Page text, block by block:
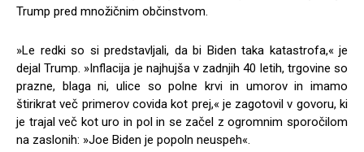
Trump pred množičnim občinstvom.
»Le redki so si predstavljali, da bi Biden taka katastrofa,« je
dejal Trump. »Inflacija je najhujša v zadnjih 40 letih, trgovine so
prazne, blaga ni, ulice so polne krvi in umorov in imamo
štirikrat več primerov covida kot prej,« je zagotovil v govoru, ki
je trajal več kot uro in pol in se začel z ogromnim sporočilom
na zaslonih: »Joe Biden je popoln neuspeh«.